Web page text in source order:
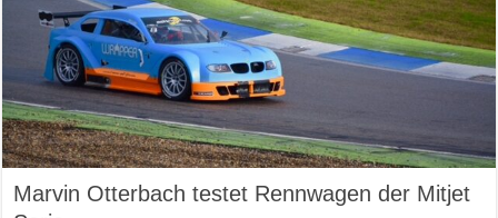
Marvin Otterbach testet Rennwagen der Mitjet